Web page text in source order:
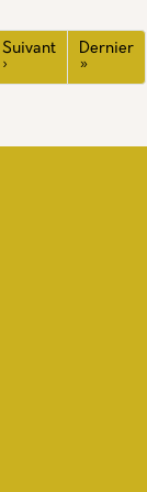
Suivant
› Page suivante
Dernier
»